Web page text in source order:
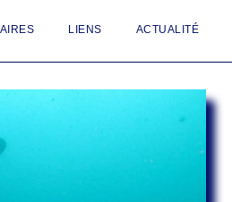
LIENS ACTUALITÉ